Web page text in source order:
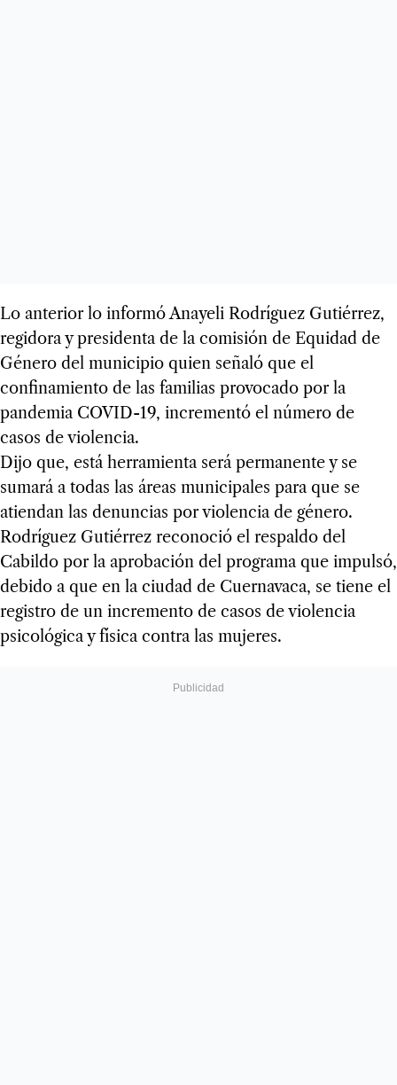
Lo anterior lo informó Anayeli Rodríguez Gutiérrez,
regidora y presidenta de la comisión de Equidad de
Género del municipio quien señaló que el
confinamiento de las familias provocado por la
pandemia COVID-19, incrementó el número de
casos de violencia.
Dijo que, está herramienta será permanente y se
sumará a todas las áreas municipales para que se
atiendan las denuncias por violencia de género.
Rodríguez Gutiérrez reconoció el respaldo del
Cabildo por la aprobación del programa que impulsó,
debido a que en la ciudad de Cuernavaca, se tiene el
registro de un incremento de casos de violencia
psicológica y física contra las mujeres.